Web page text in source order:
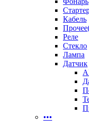
Кабель
Реле
Стекло
Лампа
Датчик
•••